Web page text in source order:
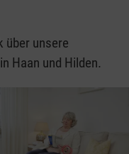
über unsere
Haan und Hilden.